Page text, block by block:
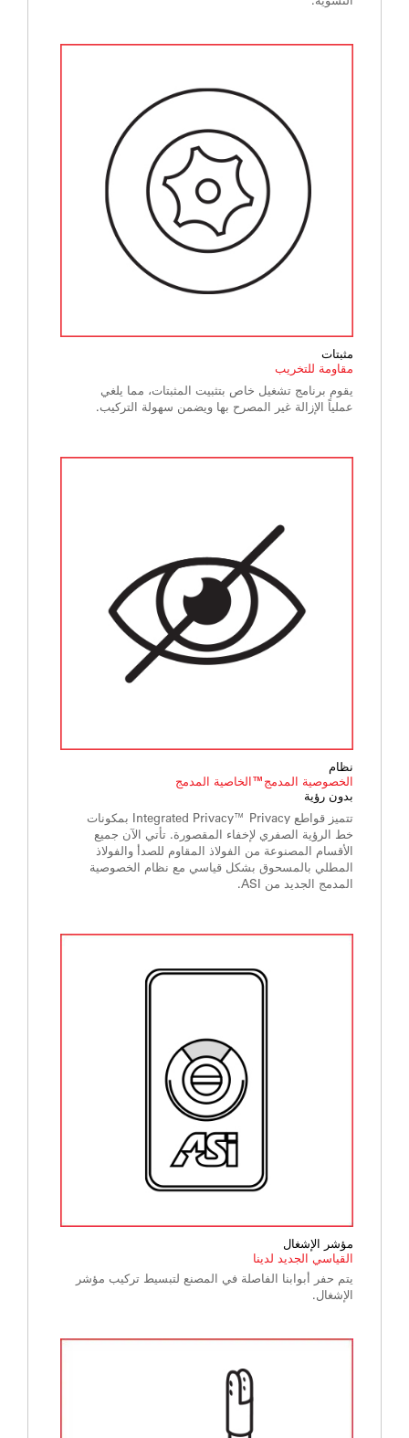
مثبتات
مقاومة للتخريب
يقوم برنامج تشغيل خاص بتثبيت المثبتات، مما يلغي
عملياً الإزالة غير المصرح بها ويضمن سهولة التركيب.
نظام
الخصوصية المدمج™الخاصية المدمج
بدون رؤية
تتميز قواطع Integrated Privacy™ Privacy بمكونات
خط الرؤية الصفري لإخفاء المقصورة. تأتي الآن جميع
الأقسام المصنوعة من الفولاذ المقاوم للصدأ والفولاذ
المطلي بالمسحوق بشكل قياسي مع نظام الخصوصية
المدمج الجديد من ASI.
مؤشر الإشغال
القياسي الجديد لدينا
يتم حفر أبوابنا الفاصلة في المصنع لتبسيط تركيب مؤشر
الإشغال.